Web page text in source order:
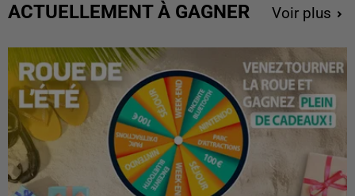
ACTUELLEMENT À GAGNER Voir plus